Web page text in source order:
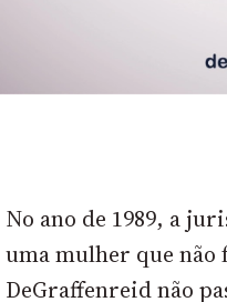
No ano de 1989, a
uma mulher que
DeGraffenreid não